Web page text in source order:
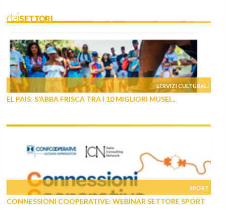
daiSETTORI
SERVIZI CULTURALI
EL PAIS: S’ABBA FRISCA TRA I 10 MIGLIORI MUSEI...
SPORT
CONNESSIONI COOPERATIVE: WEBINAR SETTORE SPORT